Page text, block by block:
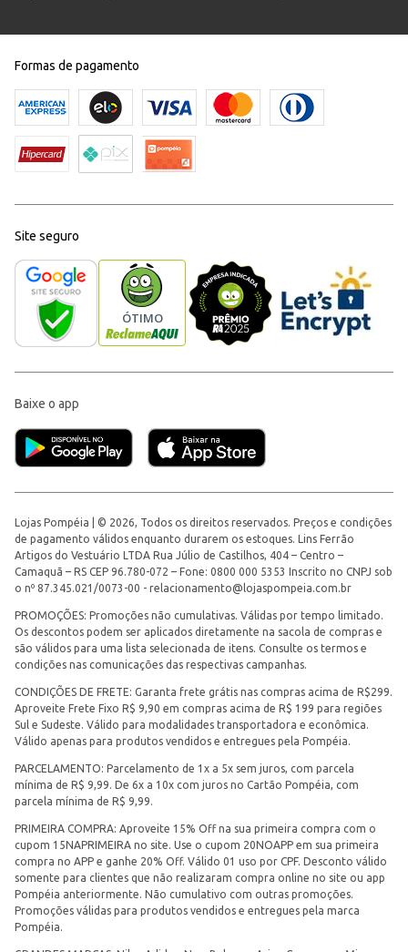
Formas de pagamento
Site seguro
Baixe o app
Lojas Pompéia | © 2026, Todos os direitos reservados. Preços e condições
de pagamento válidos enquanto durarem os estoques. Lins Ferrão
Artigos do Vestuário LTDA Rua Júlio de Castilhos, 404 – Centro –
Camaquã – RS CEP 96.780-072 – Fone: 0800 000 5353 Inscrito no CNPJ sob
o nº 87.345.021/0073-00 - relacionamento@lojaspompeia.com.br
PROMOÇÕES: Promoções não cumulativas. Válidas por tempo limitado.
Os descontos podem ser aplicados diretamente na sacola de compras e
são válidos para uma lista selecionada de itens. Consulte os termos e
condições nas comunicações das respectivas campanhas.
CONDIÇÕES DE FRETE: Garanta frete grátis nas compras acima de R$299.
Aproveite Frete Fixo R$ 9,90 em compras acima de R$ 199 para regiões
Sul e Sudeste. Válido para modalidades transportadora e econômica.
Válido apenas para produtos vendidos e entregues pela Pompéia.
PARCELAMENTO: Parcelamento de 1x a 5x sem juros, com parcela
mínima de R$ 9,99. De 6x a 10x com juros no Cartão Pompéia, com
parcela mínima de R$ 9,99.
PRIMEIRA COMPRA: Aproveite 15% Off na sua primeira compra com o
cupom 15NAPRIMEIRA no site. Use o cupom 20NOAPP em sua primeira
compra no APP e ganhe 20% Off. Válido 01 uso por CPF. Desconto válido
somente para clientes que não realizaram compra online no site ou app
Pompéia anteriormente. Não cumulativo com outras promoções.
Promoções válidas para produtos vendidos e entregues pela marca
Pompéia.